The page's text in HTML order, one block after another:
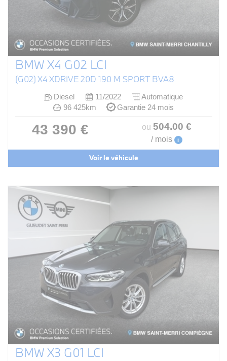
BMW X4 G02 LCI
(G02) X4 XDRIVE 20D 190 M SPORT BVA8
Diesel 11/2022
Automatique
96 425km
Garantie 24 mois
43 390 € ou 504.00 €
/ mois i
Voir le véhicule
BMW X3 G01 LCI